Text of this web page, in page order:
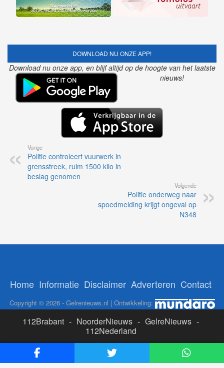
DOWNLOAD NU ONZE APP!
Download nu onze app, en blijf altijd op de hoogte van het laatste
nieuws!
Vorige
Politie controleert vuurwerk in
grensstreek, ruim 1500 kilo in
beslag genomen
Volgende
Politie onderweg naar
spoedmelding krijgt ongeval op
N348
Home Informatie Disclaimer Adverteren Contact
Copyright © 2026 - Gelrenieuws.nl | Ontwikkeling:
112Brabant - NoorderNieuws - GelreNieuws -
112Nederland
ADS:
Likesbet Casino-OnlineCasinoReports.nl-